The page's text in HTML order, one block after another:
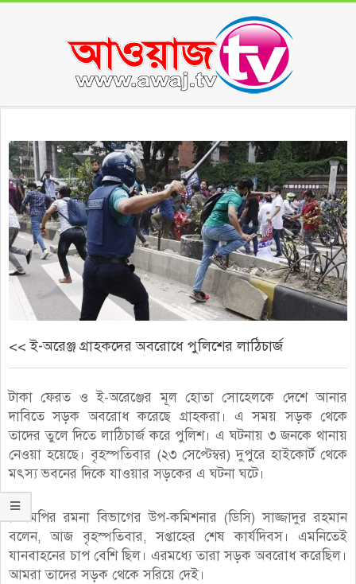
Menu
<< ই-অরেঞ্জ গ্রাহকদের অবরোধে পুলিশের লাঠিচার্জ
টাকা ফেরত ও ই-অরেঞ্জের মূল হোতা সোহেলকে দেশে আনার
দাবিতে সড়ক অবরোধ করেছে গ্রাহকরা। এ সময় সড়ক থেকে
তাদের তুলে দিতে লাঠিচার্জ করে পুলিশ। এ ঘটনায় ৩ জনকে থানায়
নেওয়া হয়েছে। বৃহস্পতিবার (২৩ সেপ্টেম্বর) দুপুরে হাইকোর্ট থেকে
মৎস্য ভবনের দিকে যাওয়ার সড়কের এ ঘটনা ঘটে।
ডিএমপির রমনা বিভাগের উপ-কমিশনার (ডিসি) সাজ্জাদুর রহমান
বলেন, আজ বৃহস্পতিবার, সপ্তাহের শেষ কার্যদিবস। এমনিতেই
যানবাহনের চাপ বেশি ছিল। এরমধ্যে তারা সড়ক অবরোধ করেছিল।
আমরা তাদের সড়ক থেকে সরিয়ে দেই।